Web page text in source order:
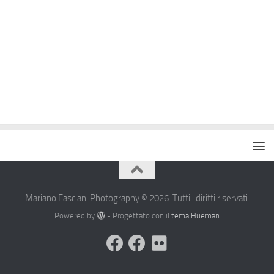
Mariano Fasciani Photography © 2026. Tutti i diritti riservati.
Powered by - Progettato con il tema Hueman